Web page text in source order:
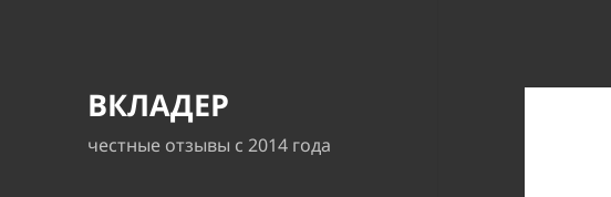
ВКЛАДЕР
честные отзывы с 2014 года